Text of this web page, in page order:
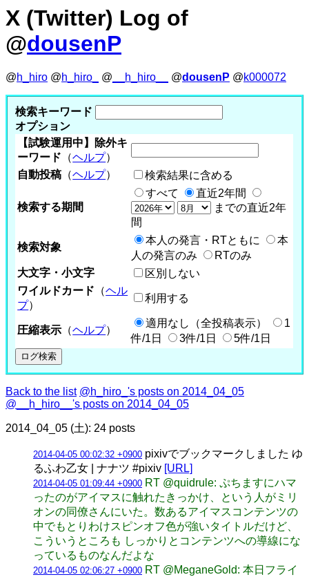
X (Twitter) Log of
@dousenP
@h_hiro @h_hiro_ @ __h_hiro__ @dousenP @k000072
検索キーワード
オプション
【試験運用中】除外キ
ーワード （ヘルプ）
自動投稿 （ヘルプ） 検索結果に含める
検索する期間
すべて
直近2年間
までの直近2年
間
検索対象
本人の発言・RTともに
本
人の発言のみ
RTのみ
大文字・小文字
区別しない
ワイルドカード （ヘル
プ）
利用する
圧縮表示 （ヘルプ）
適用なし（全投稿表示）
1
件/1日
3件/1日 5件/1日
Back to the list @h_hiro_'s posts on 2014_04_05
@__h_hiro__'s posts on 2014_04_05
2014_04_05 (土): 24 posts
2014-04-05 00:02:32 +0900 pixivでブックマークしました ゆ
るふわ乙女 | ナナツ #pixiv [URL]
2014-04-05 01:09:44 +0900 RT @quidrule: ぷちますにハマ
ったのがアイマスに触れたきっかけ、という人がミリ
オンの同僚さんにいた。数あるアイマスコンテンツの
中でもとりわけスピンオフ色が強いタイトルだけど、
こういうところも しっかりとコンテンツへの導線にな
っているものなんだよな
2014-04-05 02:06:27 +0900 RT @MeganeGold: 本日フライ